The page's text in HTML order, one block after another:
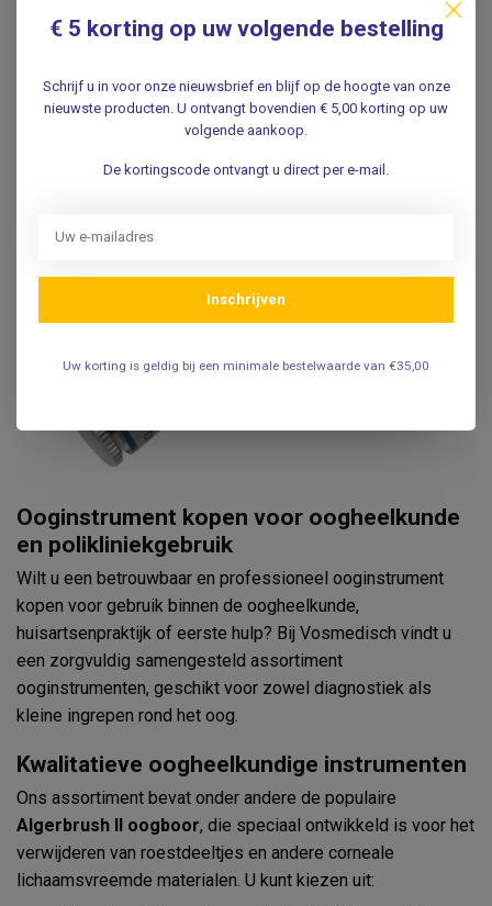
Ooginstrument kopen voor oogheelkunde
en polikliniekgebruik
Wilt u een betrouwbaar en professioneel ooginstrument
kopen voor gebruik binnen de oogheelkunde,
huisartsenpraktijk of eerste hulp? Bij Vosmedisch vindt u
een zorgvuldig samengesteld assortiment
ooginstrumenten, geschikt voor zowel diagnostiek als
kleine ingrepen rond het oog.
Kwalitatieve oogheelkundige instrumenten
Ons assortiment bevat onder andere de populaire
Algerbrush II oogboor, die speciaal ontwikkeld is voor het
verwijderen van roestdeeltjes en andere corneale
lichaamsvreemde materialen. U kunt kiezen uit:
€ 5 korting op uw volgende bestelling
Schrijf u in voor onze nieuwsbrief en blijf op de hoogte van onze
nieuwste producten. U ontvangt bovendien € 5,00 korting op uw
volgende aankoop.
De kortingscode ontvangt u direct per e-mail.
Inschrijven
Uw korting is geldig bij een minimale bestelwaarde van €35,00